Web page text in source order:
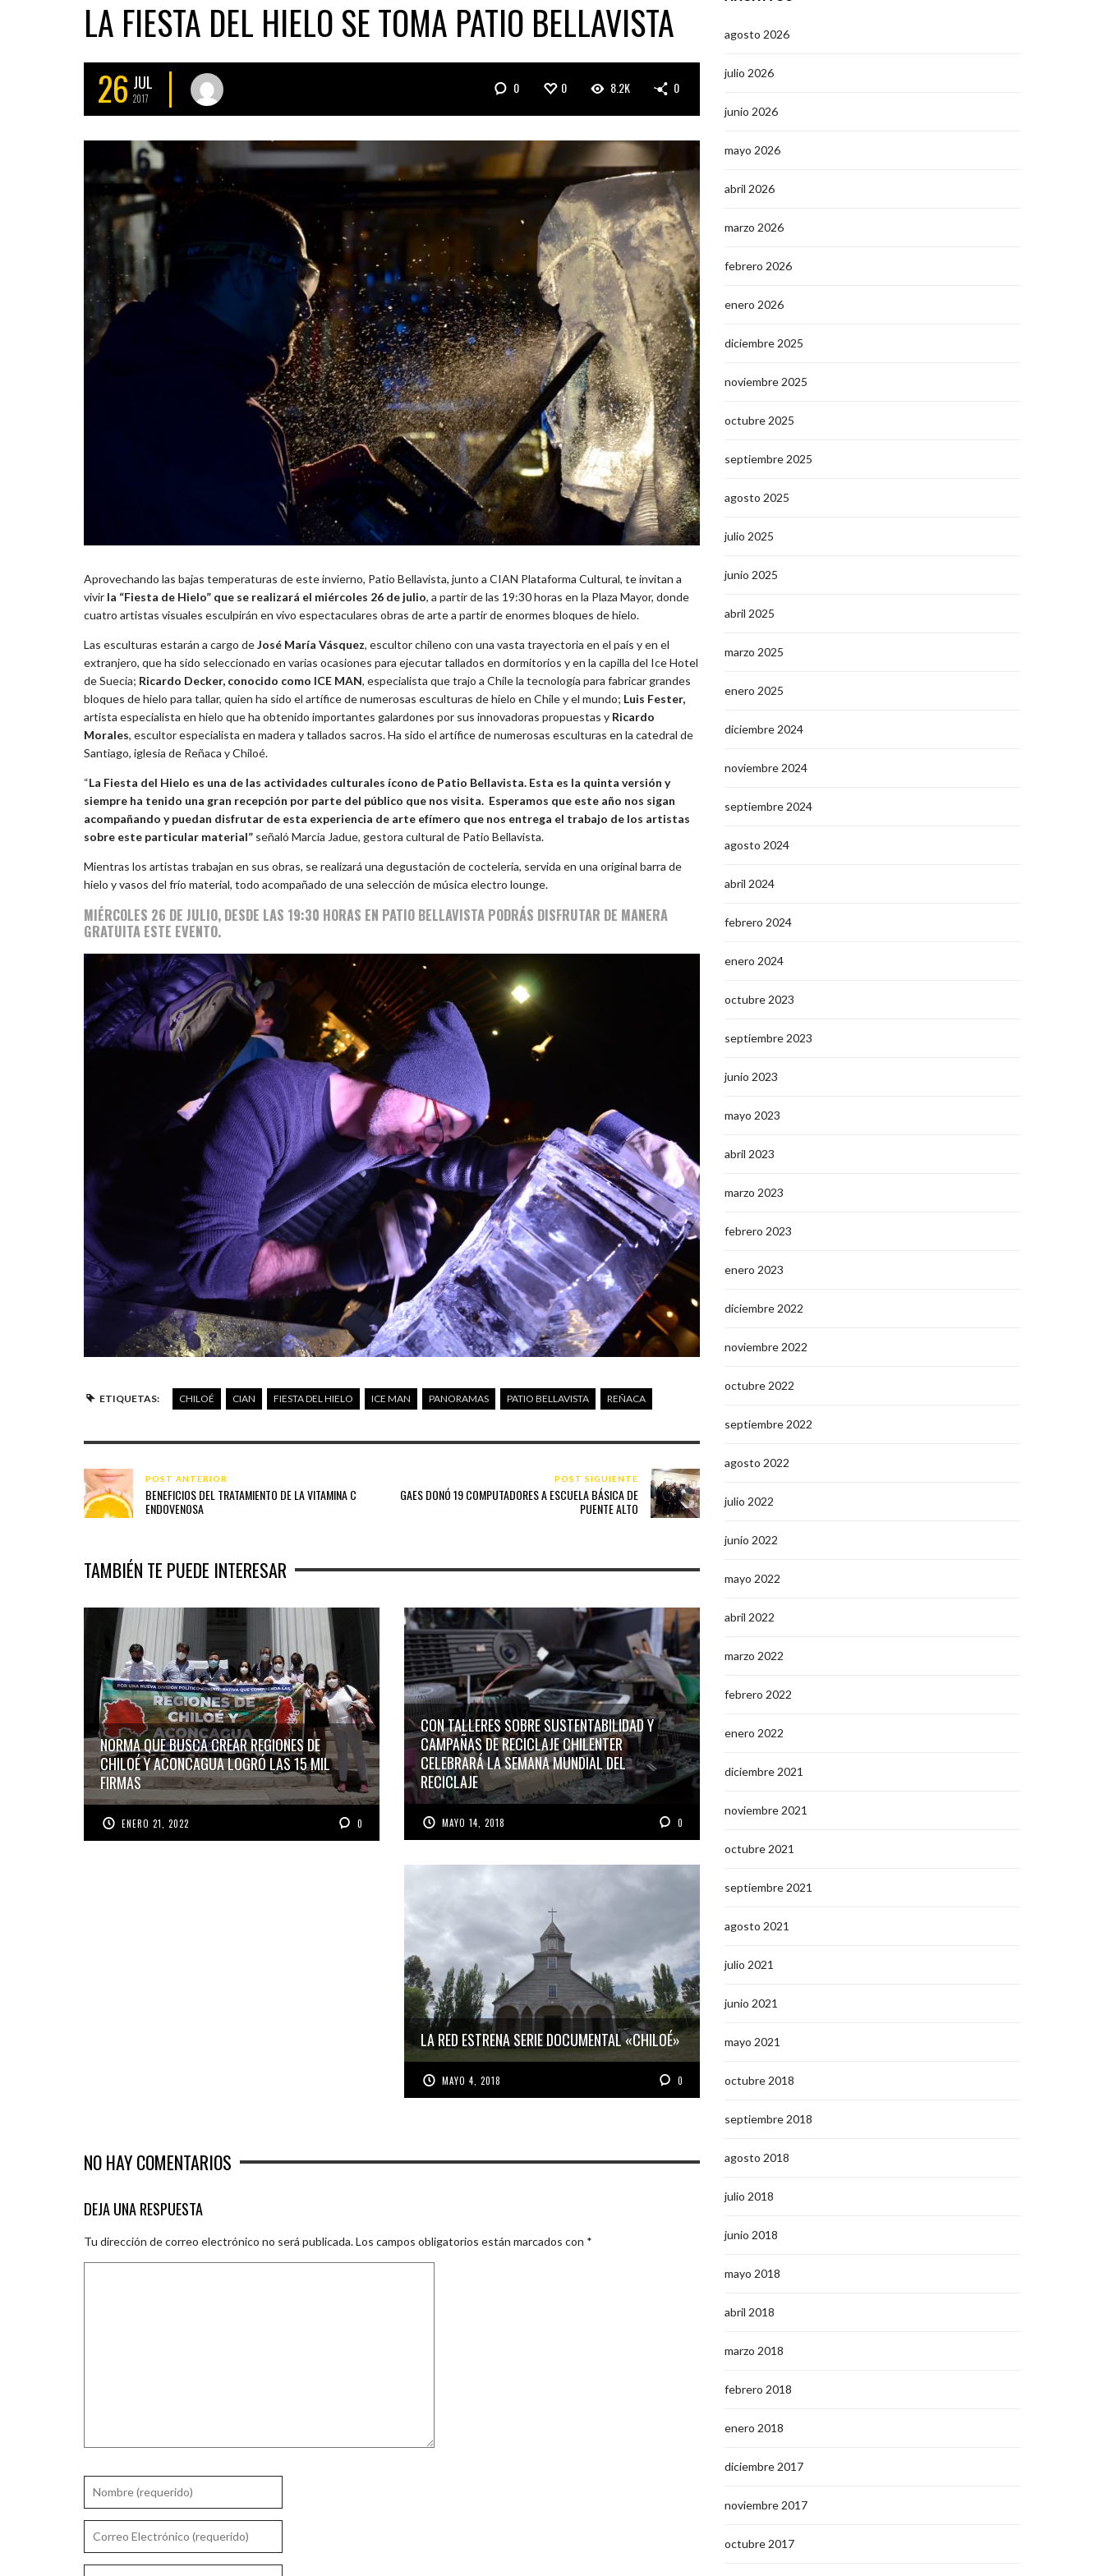
LA FIESTA DEL HIELO SE TOMA PATIO BELLAVISTA
26 JUL
2017
0 0 8.2K 0
Aprovechando las bajas temperaturas de este invierno, Patio Bellavista, junto a CIAN Plataforma Cultural, te invitan a
vivir la “Fiesta de Hielo” que se realizará el miércoles 26 de julio, a partir de las 19:30 horas en la Plaza Mayor, donde
cuatro artistas visuales esculpirán en vivo espectaculares obras de arte a partir de enormes bloques de hielo.
Las esculturas estarán a cargo deJosé María Vásquez, escultor chileno con una vasta trayectoria en el país y en el
extranjero, que ha sido seleccionado en varias ocasiones para ejecutar tallados en dormitorios y en la capilla del Ice Hotel
de Suecia; Ricardo Decker, conocido como ICE MAN, especialista que trajo a Chile la tecnología para fabricar grandes
bloques de hielo para tallar, quien ha sido el artífice de numerosas esculturas de hielo en Chile y el mundo; Luis Fester,
artista especialista en hielo que ha obtenido importantes galardones por sus innovadoras propuestas y Ricardo
Morales, escultor especialista en madera y tallados sacros. Ha sido el artífice de numerosas esculturas en la catedral de
Santiago, iglesia de Reñaca y Chiloé.
“La Fiesta del Hielo es una de las actividades culturales ícono de Patio Bellavista. Esta es la quinta versión y
siempre ha tenido una gran recepción por parte del público que nos visita. Esperamos que este año nos sigan
acompañando y puedan disfrutar de esta experiencia de arte efímero que nos entrega el trabajo de los artistas
sobre este particular material” señaló Marcia Jadue, gestora cultural de Patio Bellavista.
Mientras los artistas trabajan en sus obras, se realizará una degustación de coctelería, servida en una original barra de
hielo y vasos del frío material, todo acompañado de una selección de música electro lounge.
MIÉRCOLES 26 DE JULIO, DESDE LAS 19:30 HORAS EN PATIO BELLAVISTA PODRÁS DISFRUTAR DE MANERA
GRATUITA ESTE EVENTO.
ETIQUETAS: CHILOÉ CIAN FIESTA DEL HIELO ICE MAN PANORAMAS PATIO BELLAVISTA REÑACA
POST ANTERIOR
BENEFICIOS DEL TRATAMIENTO DE LA VITAMINA C
ENDOVENOSA
POST SIGUIENTE
GAES DONÓ 19 COMPUTADORES A ESCUELA BÁSICA DE
PUENTE ALTO
TAMBIÉN TE PUEDE INTERESAR
NORMA QUE BUSCA CREAR REGIONES DE
CHILOÉ Y ACONCAGUA LOGRÓ LAS 15 MIL
FIRMAS
ENERO 21, 2022 0
CON TALLERES SOBRE SUSTENTABILIDAD Y
CAMPAÑAS DE RECICLAJE CHILENTER
CELEBRARÁ LA SEMANA MUNDIAL DEL
RECICLAJE
MAYO 14, 2018 0
LA RED ESTRENA SERIE DOCUMENTAL «CHILOÉ»
MAYO 4, 2018 0
NO HAY COMENTARIOS
DEJA UNA RESPUESTA
Tu dirección de correo electrónico no será publicada.Los campos obligatorios están marcados con *
agosto 2026
julio 2026
junio 2026
mayo 2026
abril 2026
marzo 2026
febrero 2026
enero 2026
diciembre 2025
noviembre 2025
octubre 2025
septiembre 2025
agosto 2025
julio 2025
junio 2025
abril 2025
marzo 2025
enero 2025
diciembre 2024
noviembre 2024
septiembre 2024
agosto 2024
abril 2024
febrero 2024
enero 2024
octubre 2023
septiembre 2023
junio 2023
mayo 2023
abril 2023
marzo 2023
febrero 2023
enero 2023
diciembre 2022
noviembre 2022
octubre 2022
septiembre 2022
agosto 2022
julio 2022
junio 2022
mayo 2022
abril 2022
marzo 2022
febrero 2022
enero 2022
diciembre 2021
noviembre 2021
octubre 2021
septiembre 2021
agosto 2021
julio 2021
junio 2021
mayo 2021
octubre 2018
septiembre 2018
agosto 2018
julio 2018
junio 2018
mayo 2018
abril 2018
marzo 2018
febrero 2018
enero 2018
diciembre 2017
noviembre 2017
octubre 2017